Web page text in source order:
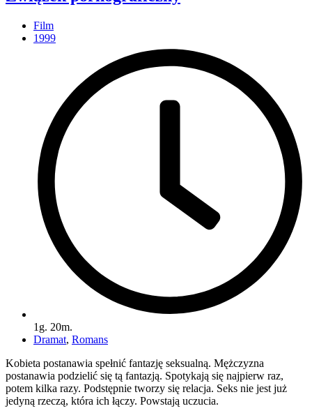
Film
1999
1g. 20m.
Dramat, Romans
Kobieta postanawia spełnić fantazję seksualną. Mężczyzna
postanawia podzielić się tą fantazją. Spotykają się najpierw raz,
potem kilka razy. Podstępnie tworzy się relacja. Seks nie jest już
jedyną rzeczą, która ich łączy. Powstają uczucia.